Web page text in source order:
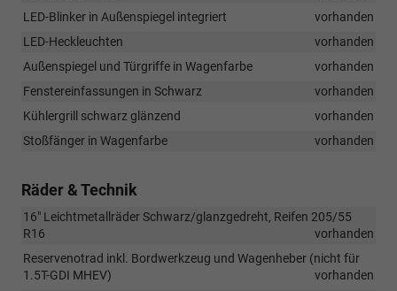
LED-Blinker in Außenspiegel integriert
vorhanden
LED-Heckleuchten
vorhanden
Außenspiegel und Türgriffe in Wagenfarbe
vorhanden
Fenstereinfassungen in Schwarz
vorhanden
Kühlergrill schwarz glänzend
vorhanden
Stoßfänger in Wagenfarbe
vorhanden
Räder & Technik
16" Leichtmetallräder Schwarz/glanzgedreht, Reifen 205/55
R16
vorhanden
Reservenotrad inkl. Bordwerkzeug und Wagenheber (nicht für
1.5T-GDI MHEV)
vorhanden